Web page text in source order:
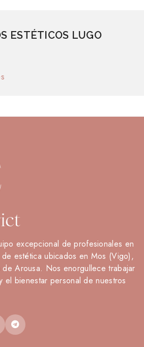
ESTÉTICOS LUGO
excepcional de profesionales en
estética ubicados en Mos (Vigo),
Arousa. Nos enorgullece trabajar
el bienestar personal de nuestros